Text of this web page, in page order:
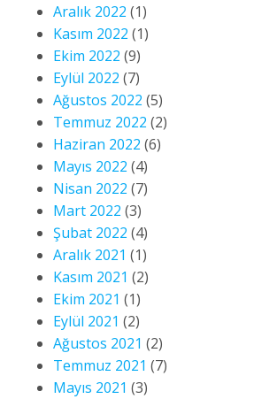
Aralık 2022 (1)
Kasım 2022 (1)
Ekim 2022 (9)
Eylül 2022 (7)
Ağustos 2022 (5)
Temmuz 2022 (2)
Haziran 2022 (6)
Mayıs 2022 (4)
Nisan 2022 (7)
Mart 2022 (3)
Şubat 2022 (4)
Aralık 2021 (1)
Kasım 2021 (2)
Ekim 2021 (1)
Eylül 2021 (2)
Ağustos 2021 (2)
Temmuz 2021 (7)
Mayıs 2021 (3)